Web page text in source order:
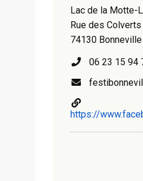
Lac de la Motte-
Rue des Colverts
74130 Bonneville
06 23 15 94
https://